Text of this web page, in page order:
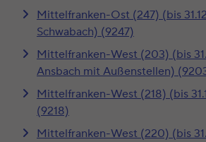
Mittelfranken-Ost (247) (bis
Schwabach) (9247)
Mittelfranken-West (203) (bis
Ansbach mit Außenstellen)
Mittelfranken-West (218) (bis
(9218)
Mittelfranken-West (220) (bis